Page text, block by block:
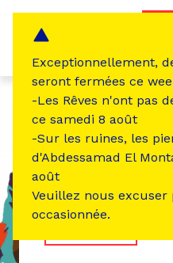
Exceptionnellement,
seront fermées ce
-Les Rêves n'ont pas
ce samedi 8 août
-Sur les ruines, les
d'Abdessamad El
août
Veuillez nous excuser
occasionnée.
Panneau de gestion des